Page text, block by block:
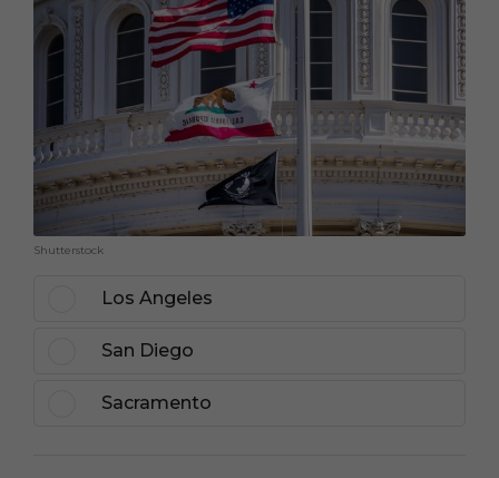
Shutterstock
Los Angeles
San Diego
Sacramento